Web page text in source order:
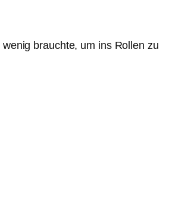
brauchte, um ins Rollen zu